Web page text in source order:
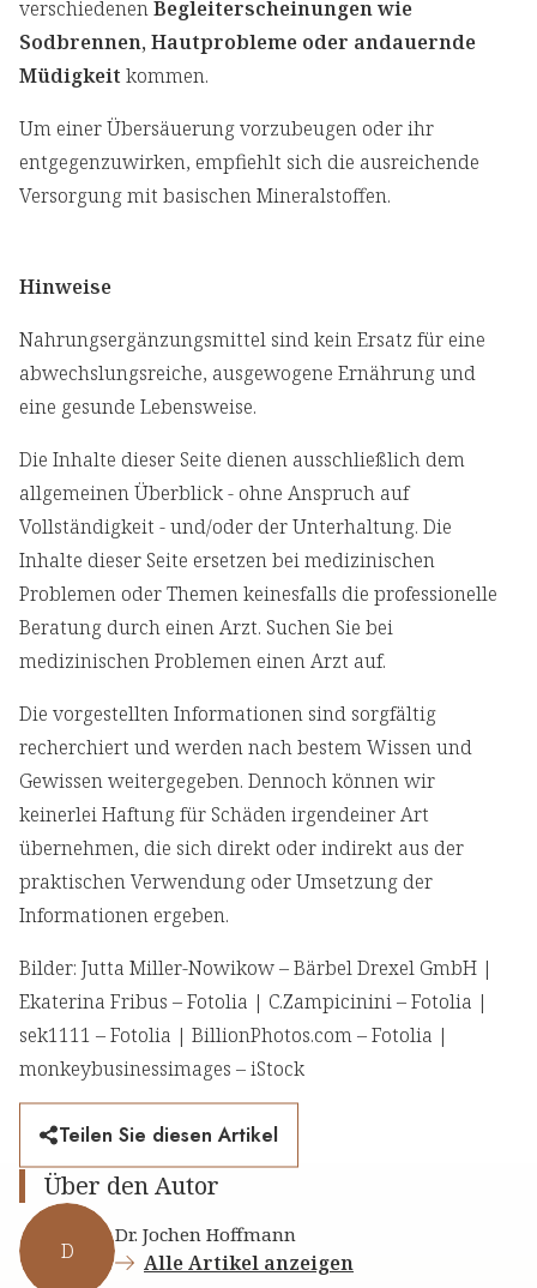
verschiedenenBegleiterscheinungen wie
Sodbrennen, Hautprobleme oder andauernde
Müdigkeit kommen.
Um einer Übersäuerung vorzubeugen oder ihr
entgegenzuwirken, empfiehlt sich die ausreichende
Versorgung mit basischen Mineralstoffen.
Hinweise
Nahrungsergänzungsmittel sind kein Ersatz für eine
abwechslungsreiche, ausgewogene Ernährung und
eine gesunde Lebensweise.
Die Inhalte dieser Seite dienen ausschließlich dem
allgemeinen Überblick - ohne Anspruch auf
Vollständigkeit - und/oder der Unterhaltung. Die
Inhalte dieser Seite ersetzen bei medizinischen
Problemen oder Themen keinesfalls die professionelle
Beratung durch einen Arzt. Suchen Sie bei
medizinischen Problemen einen Arzt auf.
Die vorgestellten Informationen sind sorgfältig
recherchiert und werden nach bestem Wissen und
Gewissen weitergegeben. Dennoch können wir
keinerlei Haftung für Schäden irgendeiner Art
übernehmen, die sich direkt oder indirekt aus der
praktischen Verwendung oder Umsetzung der
Informationen ergeben.
Bilder: Jutta Miller-Nowikow – Bärbel Drexel GmbH |
Ekaterina Fribus – Fotolia | C.Zampicinini – Fotolia |
sek1111 – Fotolia | BillionPhotos.com – Fotolia |
monkeybusinessimages – iStock
Teilen Sie diesen Artikel
Über den Autor
D
Dr. Jochen Hoffmann
Alle Artikel anzeigen